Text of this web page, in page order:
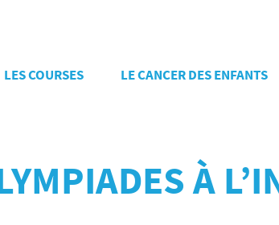
LES COURSES LE CANCER DES ENFANTS
À